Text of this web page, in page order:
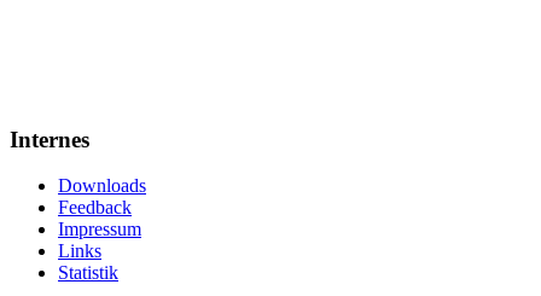
Internes
Downloads
Feedback
Impressum
Links
Statistik